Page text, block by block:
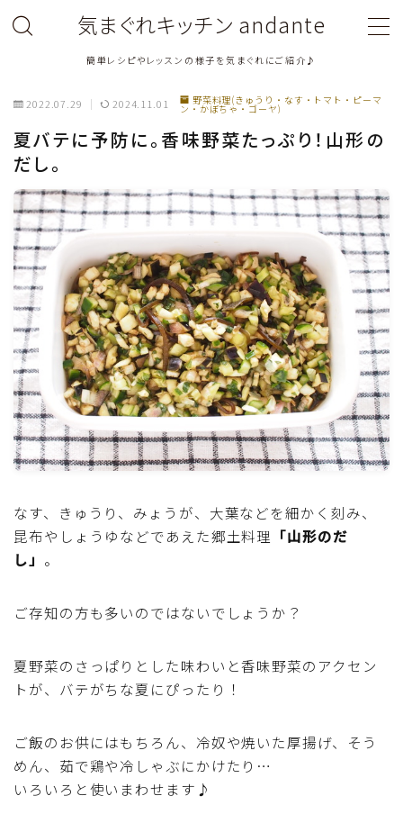
気まぐれキッチン andante
簡単レシピやレッスンの様子を気まぐれにご紹介♪
料理関連のお仕事・メディア掲載レシピ
鶏肉料理
豚肉料理
牛肉料理
ひき肉料理
魚介料理
野菜料理(ブロッコリー・カリフラワー・パプリカ・菜
の花・その他)
ゃ・ゴーヤ)
野菜料理(キャベツ・白菜・ほうれん草・レタス・小松
菜・にら)
野菜料理(ズッキーニ・コーン・いんげん・そら豆・え
んどう・オクラ)
野菜料理(玉ねぎ・ねぎ・アボカド・青梗菜・セロリ・
2022.07.29 2024.11.01 野菜料理(きゅうり・なす・トマト・ピーマ
ン・かぼちゃ・ゴーヤ)
夏バテに予防に。香味野菜たっぷり！山形の
だし。
なす、きゅうり、みょうが、大葉などを細かく刻み、
昆布やしょうゆなどであえた郷土料理 「山形のだ
し」 。
ご存知の方も多いのではないでしょうか？
夏野菜のさっぱりとした味わいと香味野菜のアクセン
トが、バテがちな夏にぴったり！
ご飯のお供にはもちろん、冷奴や焼いた厚揚げ、そう
めん、茹で鶏や冷しゃぶにかけたり…
いろいろと使いまわせます♪